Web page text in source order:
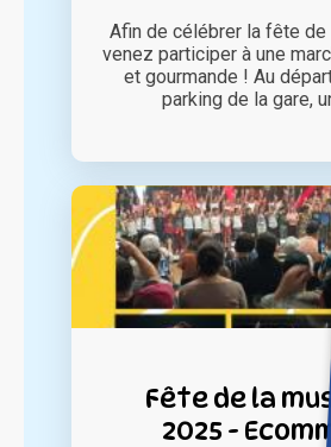
Afin de célébrer la fête de
venez participer à une
et gourmande ! Au départ
parking de la gare,
Fête de la
2025 -